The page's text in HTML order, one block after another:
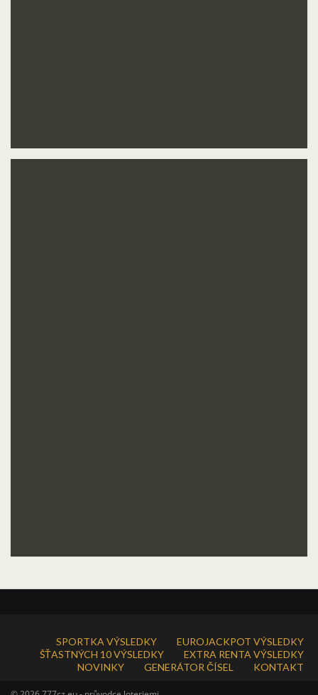
SPORTKA VÝSLEDKY
EUROJACKPOT VÝSLEDKY
ŠŤASTNÝCH 10 VÝSLEDKY
EXTRA RENTA VÝSLEDKY
NOVINKY
GENERÁTOR ČÍSEL KONTAKT